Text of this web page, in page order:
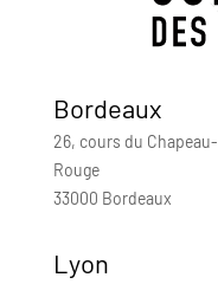
Bordeaux
26, cours du Chapeau-
Rouge
33000 Bordeaux
Lyon